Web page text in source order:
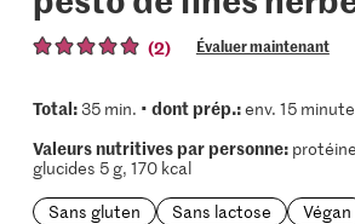
(2) Évaluer maintenant
Total:35 min. • dont prép.:env. 15
Valeurs nutritives par personne:
glucides 5 g, 170 kcal
Sans gluten
Sans lactose Végan